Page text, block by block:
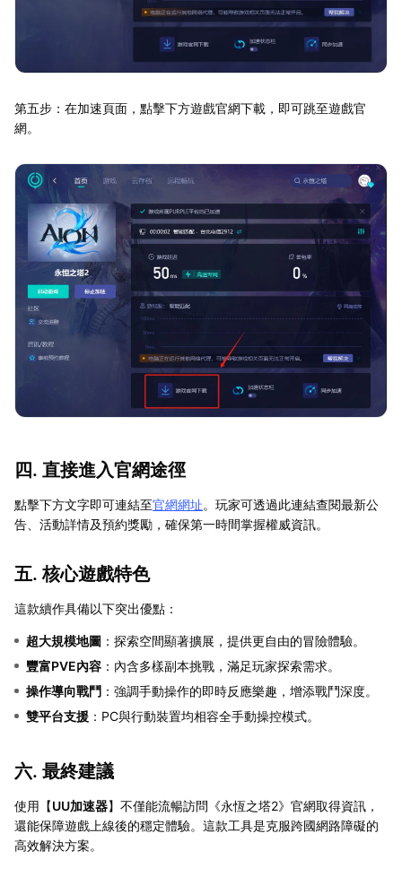
第五步：在加速頁面，點擊下方遊戲官網下載，即可跳至遊戲官
網。
四. 直接進入官網途徑
點擊下方文字即可連結至官網網址。玩家可透過此連結查閱最新公
告、活動詳情及預約獎勵，確保第一時間掌握權威資訊。
五. 核心遊戲特色
這款續作具備以下突出優點：
超大規模地圖 ：探索空間顯著擴展，提供更自由的冒險體驗。
豐富PVE內容 ：內含多樣副本挑戰，滿足玩家探索需求。
操作導向戰鬥 ：強調手動操作的即時反應樂趣，增添戰鬥深度。
雙平台支援 ：PC與行動裝置均相容全手動操控模式。
六. 最終建議
使用【UU加速器】不僅能流暢訪問《永恆之塔2》官網取得資訊，
還能保障遊戲上線後的穩定體驗。這款工具是克服跨國網路障礙的
高效解決方案。